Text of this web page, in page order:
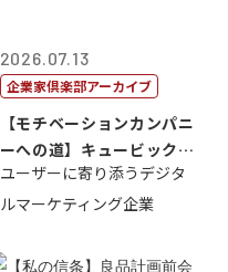
2026.07.13
企業家倶楽部アーカイブ
【モチベーションカンパニ
ーへの道】キュービック代
表取締役CE...
ユーザーに寄り添うデジタ
ルマーケティング企業